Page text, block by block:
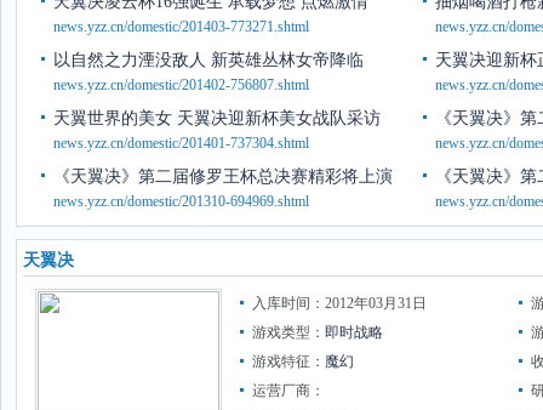
news.yzz.cn/domestic/201403-773271.shtml news.yzz.cn/
以自然之力湮没敌人 新英雄丛林女帝降临
news.yzz.cn/domestic/201402-756807.shtml
天翼决迎新杯
news.yzz.cn/
天翼世界的美女 天翼决迎新杯美女战队采访
news.yzz.cn/domestic/201401-737304.shtml
《天翼决》
news.yzz.cn/
《天翼决》第二届修罗王杯总决赛精彩将上演
news.yzz.cn/domestic/201310-694969.shtml
《天翼决》
news.yzz.cn/
天翼决
入库时间：2012年03月31日
游戏类型： 即时战略
游戏特征： 魔幻
运营厂商：